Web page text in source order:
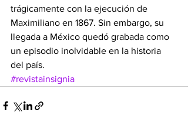
trágicamente con la ejecución de
Maximiliano en 1867. Sin embargo, su
llegada a México quedó grabada como
un episodio inolvidable en la historia
del país.
#revistainsignia